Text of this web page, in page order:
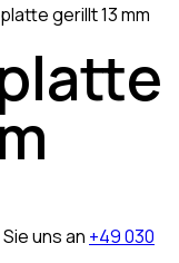
gerillt 13 mm
uns an +49 030